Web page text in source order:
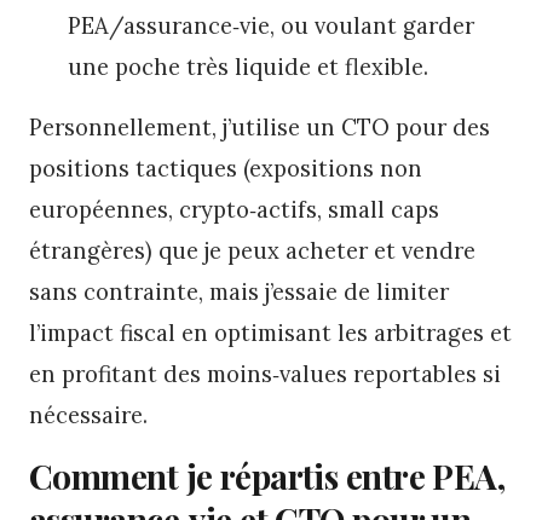
PEA/assurance‑vie, ou voulant garder
une poche très liquide et flexible.
Personnellement, j’utilise un CTO pour des
positions tactiques (expositions non
européennes, crypto‑actifs, small caps
étrangères) que je peux acheter et vendre
sans contrainte, mais j’essaie de limiter
l’impact fiscal en optimisant les arbitrages et
en profitant des moins‑values reportables si
nécessaire.
Comment je répartis entre PEA,